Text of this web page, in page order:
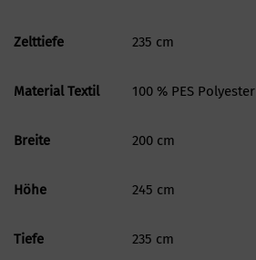
Zelttiefe 235 cm
Material Textil 100 % PES Polyester
Breite 200 cm
Höhe 245 cm
Tiefe 235 cm